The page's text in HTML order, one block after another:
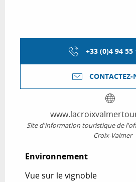
+33 (0)4 94 55
CONTACTEZ-
Site d'information touristique de
Croix-Valmer
Environnement
Environnement
Vue sur le vignoble